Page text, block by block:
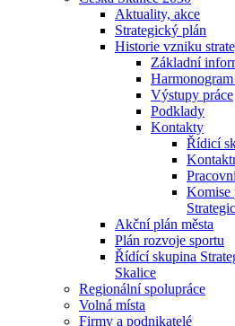
Aktuality, akce
Strategický plán
Historie vzniku
Základní
Výstupy práce
Podklady
Kontakty
Řídicí
Komise
Akční plán města
Plán rozvoje sportu
Řídící skupina
Skalice
Regionální spolupráce
Volná místa
Firmy a podnikatelé